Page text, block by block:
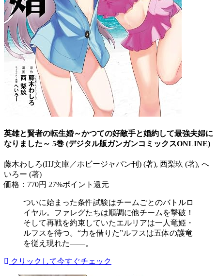
英雄と賢者の転生婚～かつての好敵手と婚約して最強夫婦に
なりました～ 5巻 (デジタル版ガンガンコミックスONLINE)
藤木わしろ(HJ文庫／ホビージャパン刊) (著), 西梨玖 (著), へ
いろー (著)
価格：770円 27%ポイント還元
ついに始まった条件試験はチームごとのバトルロ
イヤル。ファレグたちは順調に他チームを撃破！
そして再戦を約束していたエルリアは一人竜姫・
ルフスを待つ。“力を借りた”ルフスは五体の護竜
を従え現れた――。
クリックして今すぐチェック